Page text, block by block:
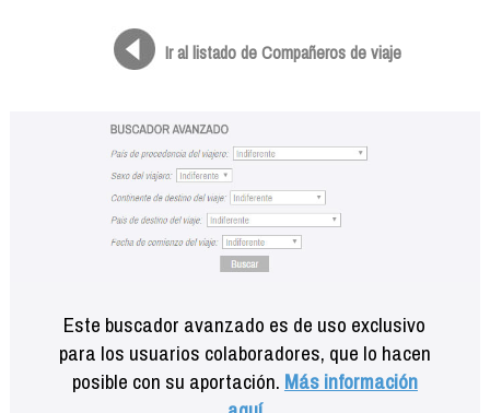
Ir al listado de Compañeros de viaje
Este buscador avanzado es de uso exclusivo
para los usuarios colaboradores, que lo hacen
posible con su aportación. Más información